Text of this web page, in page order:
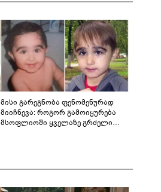
მისი გარეგნობა ფენომენურად
მიიჩნევა: როგორ გამოიყურება
მსოფლიოში ყველაზე გრძელი